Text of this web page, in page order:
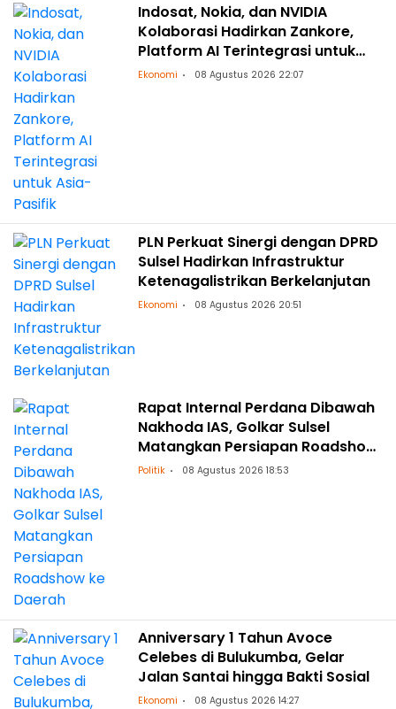
Indosat, Nokia, dan NVIDIA
Kolaborasi Hadirkan Zankore,
Platform AI Terintegrasi untuk
Asia-Pasifik
Ekonomi 08 Agustus 2026 22:07
PLN Perkuat Sinergi dengan DPRD
Sulsel Hadirkan Infrastruktur
Ketenagalistrikan Berkelanjutan
Ekonomi 08 Agustus 2026 20:51
Rapat Internal Perdana Dibawah
Nakhoda IAS, Golkar Sulsel
Matangkan Persiapan Roadshow
ke Daerah
Politik 08 Agustus 2026 18:53
Anniversary 1 Tahun Avoce
Celebes di Bulukumba, Gelar
Jalan Santai hingga Bakti Sosial
Ekonomi 08 Agustus 2026 14:27